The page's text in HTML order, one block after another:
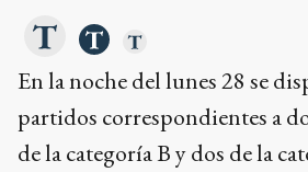
En la noche del lunes 28 se
partidos correspondientes a
de la categoría B y dos de la